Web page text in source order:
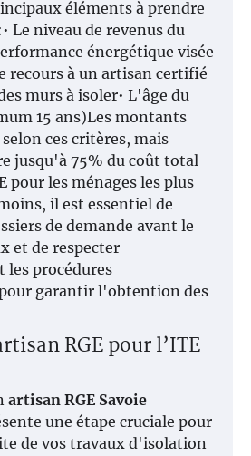
éléments à prendre
Le niveau de revenus du
énergétique visée
recours à un artisan certifié
murs à isoler• L'âge du
15 ans)Les montants
ces critères, mais
jusqu'à 75% du coût total
pour les ménages les plus
il est essentiel de
de demande avant le
et de respecter
les procédures
garantir l'obtention des
RGE pour l’ITE
artisan RGE Savoie
une étape cruciale pour
de vos travaux d'isolation